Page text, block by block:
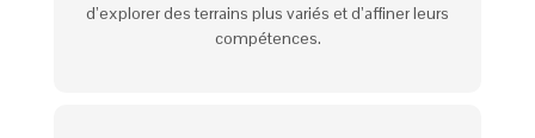
d’explorer des terrains plus variés et d’affiner leurs
compétences.